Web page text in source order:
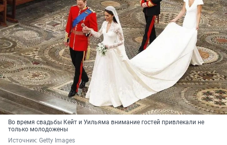
Во время свадьбы Кейт и Уильяма внимание гостей привлекали не
только молодожены
Источник: Getty Images